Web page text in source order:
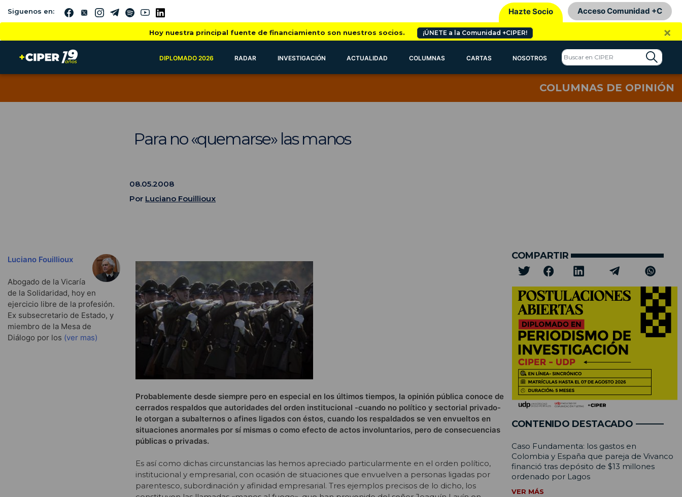
Siguenos en: Hazte Socio Acceso Comunidad +C
Hoy nuestra principal fuente de financiamiento son nuestros socios. ¡ÚNETE a la Comunidad +CIPER! ×
DIPLOMADO 2026 RADAR INVESTIGACIÓN ACTUALIDAD COLUMNAS CARTAS NOSOTROS
COLUMNAS DE OPINIÓN
Para no «quemarse» las manos
08.05.2008
Por Luciano Fouillioux
Luciano Fouillioux
Abogado de la Vicaría
de la Solidaridad, hoy en
ejercicio libre de la profesión.
Ex subsecretario de Estado, y
miembro de la Mesa de
Diálogo por los (ver mas)
Probablemente desde siempre pero en especial en los últimos tiempos, la opinión pública conoce de
cerrados respaldos que autoridades del orden institucional -cuando no político y sectorial privado-
le otorgan a subalternos o afines ligados con éstos, cuando los respaldados se ven envueltos en
situaciones anormales por sí mismas o como efecto de actos involuntarios, pero de consecuencias
públicas o privadas.
Es así como dichas circunstancias las hemos apreciado particularmente en el orden político,
institucional y empresarial, con ocasión de situaciones que envuelven a personas ligadas por
parentesco, subordinación y afinidad empresarial. Tres ejemplos precisos de lo dicho, los
COMPARTIR
CONTENIDO DESTACADO
Caso Fundamenta: los gastos en
Colombia y España que pareja de Vivanco
financió tras depósito de $13 millones
ordenado por Lagos
VER MÁS